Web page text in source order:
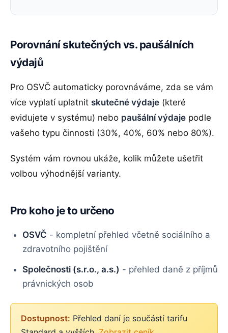
Porovnání skutečných vs. paušálních
výdajů
Pro OSVČ automaticky porovnáváme, zda se vám
více vyplatí uplatnit skutečné výdaje (které
evidujete v systému) nebo paušální výdaje podle
vašeho typu činnosti (30%, 40%, 60% nebo 80%).
Systém vám rovnou ukáže, kolik můžete ušetřit
volbou výhodnější varianty.
Pro koho je to určeno
OSVČ - kompletní přehled včetně sociálního a
zdravotního pojištění
Společnosti (s.r.o., a.s.) - přehled daně z příjmů
právnických osob
Dostupnost: Přehled daní je součástí tarifu